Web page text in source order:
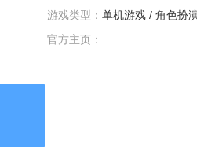
游戏类型： 单机游戏 / 角色扮
官方主页：